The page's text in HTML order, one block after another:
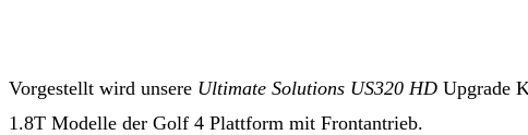
Vorgestellt wird unsere Ultimate Solutions US320 HD Upgrade
1.8T Modelle der Golf 4 Plattform mit Frontantrieb.